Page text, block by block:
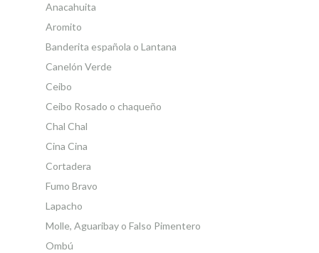
Anacahuita
Aromito
Banderita española o Lantana
Canelón Verde
Ceibo
Ceibo Rosado o chaqueño
Chal Chal
Cina Cina
Cortadera
Fumo Bravo
Lapacho
Molle, Aguaribay o Falso Pimentero
Ombú